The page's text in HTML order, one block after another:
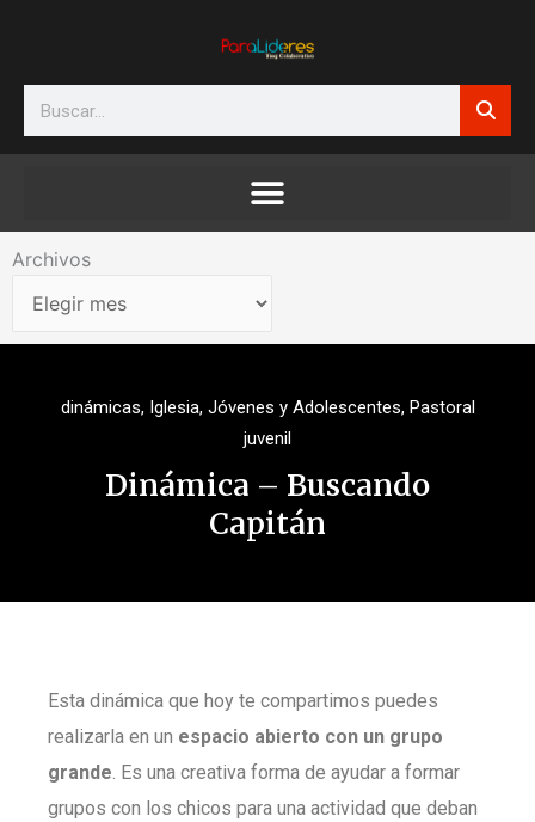
Search
Archivos
Archivos
dinámicas, Iglesia, Jóvenes y Adolescentes, Pastoral
juvenil
Dinámica – Buscando
Capitán
Esta dinámica que hoy te compartimos puedes
realizarla en un espacio abierto con un grupo
grande. Es una creativa forma de ayudar a formar
grupos con los chicos para una actividad que deban